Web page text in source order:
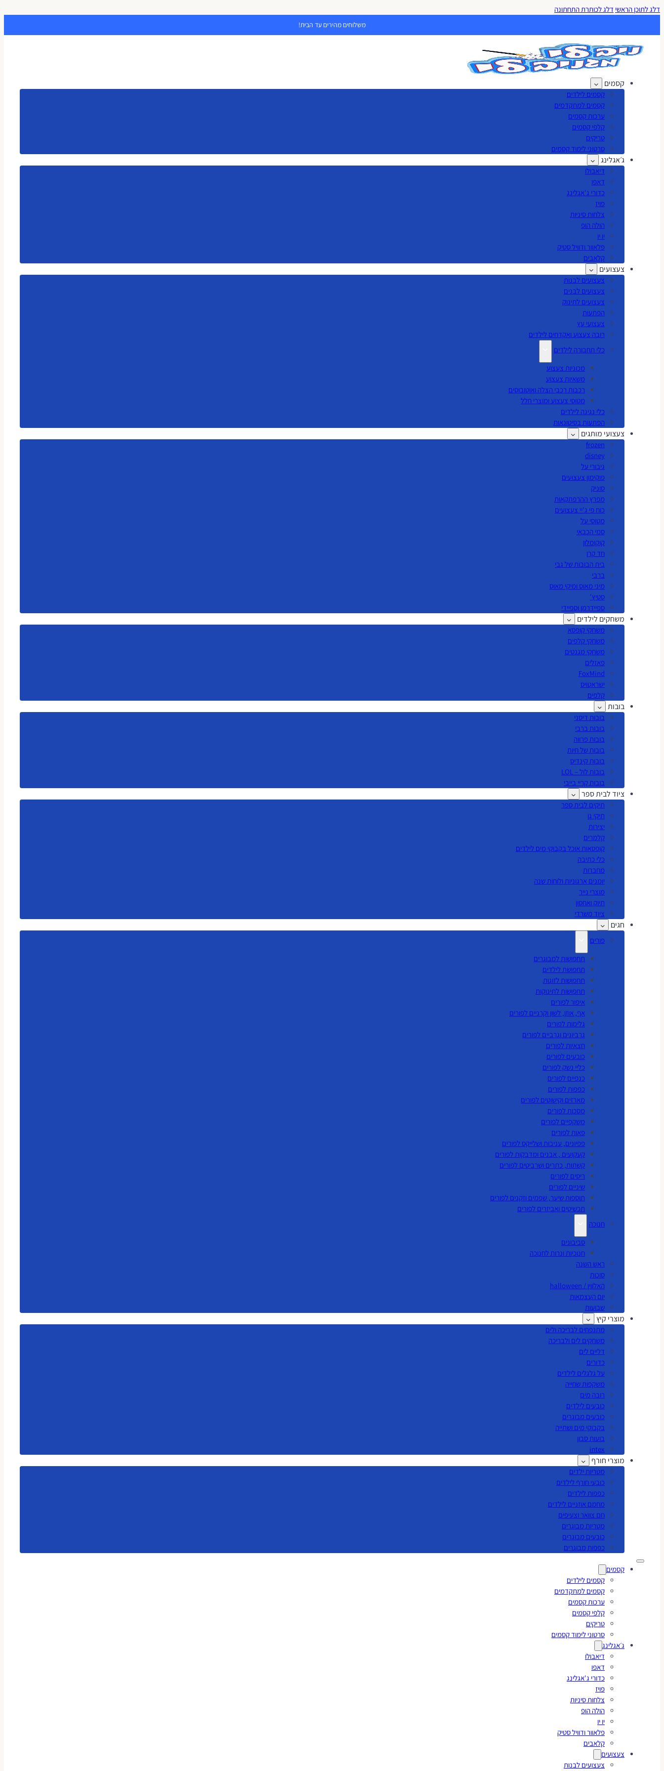
דלג לתוכן הראשי דלג לכותרת התחתונה
משלוחים מהירים עד הבית!
קסמים
קסמים לילדים
קסמים למתקדמים
ערכות קסמים
קלפי קסמים
טריקים
סרטוני לימוד קסמים
ג׳אגלינג
דיאבולו
דאפו
כדורי ג'אגלינג
פויז
צלחות סיניות
הולה הופ
יו יו
פלאוור ודוויל סטיק
קלאבים
צעצועים
צעצועים לבנות
צעצועים לבנים
צעצועים לתינוק
הפתעות
צעצועי עץ
רובה צעצוע ואקדחים לילדים
כלי תחבורה לילדים
מכוניות צעצוע
משאיות צעצוע
רכבות רכבי הצלה ואוטובוסים
מטוסי צעצוע ומוצרי חלל
כלי נגינה לילדים
הפתעות בסיטונאות
צעצועי מותגים
frozen
disney
גיבורי על
פוקימון צעצועים
סוניק
מפרץ ההרפתקאות
כוח פי ג'יי צעצועים
מטוסי על
סמי הכבאי
קוקומלון
חד קרן
בית הבובות של גבי
ברבי
מיני מאוס ומיקי מאוס
סטיץ'
ספיידרמן וספיידי
משחקים לילדים
משחקי קופסא
משחקי קלפים
משחקי מגנטים
פאזלים
FoxMind
ישראטויס
קלפים
בובות
בובות דיסני
בובות ברבי
בובות פרווה
בובות של חיות
בובות קינדיס
בובות לול – LOL
בובות קריי בייבי
ציוד לבית ספר
תיקים לבית ספר
תיקי גן
יצירות
קלמרים
קופסאות אוכל בקבוקי מים לילדים
כלי כתיבה
מחברות
יומנים ארגוניות ולוחות שנה
מוצרי נייר
תיוק ואחסון
ציוד משרדי
חגים
פורים
תחפושות למבוגרים
תחפושת לילדים
תחפושות לזוגות
תחפושות לתינוקות
איפור לפורים
אף, אוזן, לשון וקרניים לפורים
גלימות לפורים
גרביונים וגרביים לפורים
חצאיות לפורים
כובעים לפורים
כליי נשק לפורים
כנפיים לפורים
כפפות לפורים
מארזים וקישוטים לפורים
מסכות לפורים
משקפיים לפורים
פאות לפורים
פפיונים, עניבות ושלייקס לפורים
קעקועים , אבנים ומדבקות לפורים
קשתות, כתרים ושרביטים לפורים
ריסים לפורים
שיניים לפורים
תוספות שיער, שפמים וזקנים לפורים
תכשיטים ואביזרים לפורים
חנוכה
סביבונים
חנוכיות ונרות לחנוכה
ראש השנה
סוכות
האלווין / halloween
יום העצמאות
שבועות
מוצרי קיץ
מתנפחים לבריכה ולים
משחקים לים ולבריכה
דליים לים
כדורים
על גלגלים לילדים
משקפות שחייה
רובה מים
כובעים לילדים
כובעים מבוגרים
בקבוקי מים ושתייה
בועות סבון
intex
מוצרי חורף
מטריות ילדים
כובעי חורף לילדים
כפפות לילדים
מחמם אוזניים לילדים
חם צוואר וצעיפים
מטריות מבוגרים
כובעים מבוגרים
כפפות מבוגרים
קסמים
קסמים לילדים
קסמים למתקדמים
ערכות קסמים
קלפי קסמים
טריקים
סרטוני לימוד קסמים
ג׳אגלינג
דיאבולו
דאפו
כדורי ג'אגלינג
פויז
צלחות סיניות
הולה הופ
יו יו
פלאוור ודוויל סטיק
קלאבים
צעצועים
צעצועים לבנות